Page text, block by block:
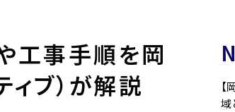
工事手順を岡
ィブ）が解説
域